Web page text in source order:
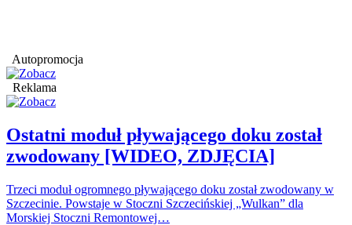
Autopromocja
Reklama
Ostatni moduł pływającego doku został
zwodowany [WIDEO, ZDJĘCIA]
Trzeci moduł ogromnego pływającego doku został zwodowany w
Szczecinie. Powstaje w Stoczni Szczecińskiej „Wulkan” dla
Morskiej Stoczni Remontowej…